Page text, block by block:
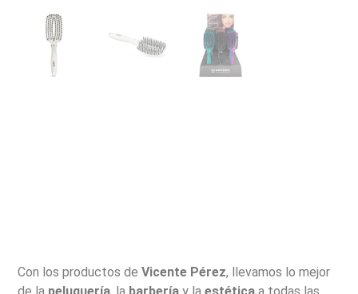
Con los productos deVicente Pérez, llevamos lo mejor